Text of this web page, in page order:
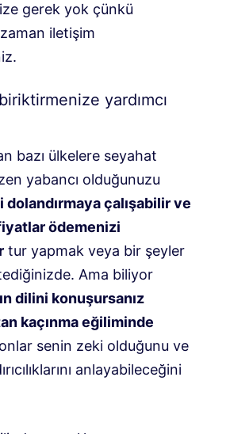
gerek yok çünkü
iletişim
yardımcı
bazı ülkelere seyahat
yabancı olduğunuzu
dolandırmaya çalışabilir ve
ödemenizi
tur yapmak veya bir şeyler
Ama biliyor
dilini konuşursanız
kaçınma eğiliminde
senin zeki olduğunu ve
anlayabileceğini